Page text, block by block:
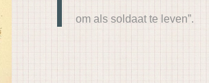
om als soldaat te leven”.